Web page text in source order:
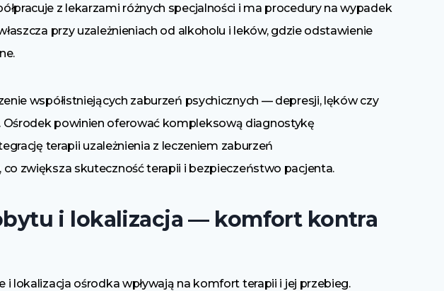
z lekarzami różnych specjalności i ma procedury na wypadek
przy uzależnieniach od alkoholu i leków, gdzie odstawienie
współistniejących zaburzeń psychicznych — depresji, lęków czy
Ośrodek powinien oferować kompleksową diagnostykę
terapii uzależnienia z leczeniem zaburzeń
co zwiększa skuteczność terapii i bezpieczeństwo pacjenta.
i lokalizacja — komfort kontra
i lokalizacja ośrodka wpływają na komfort terapii i jej przebieg.